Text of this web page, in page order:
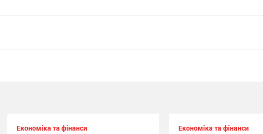
Економіка та фінанси Економіка та фінанси